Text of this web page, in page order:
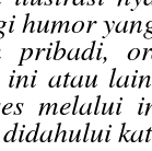
humor
pribadi,
atau
melalui